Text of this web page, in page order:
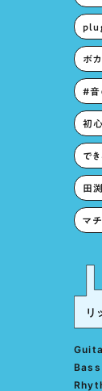
ボ
#音
初
で
田
マ
リ